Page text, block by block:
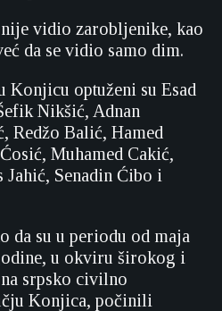
vidio zarobljenike, kao
da se vidio samo dim.
Konjicu optuženi su Esad
Nikšić, Adnan
Redžo Balić, Hamed
Muhamed Cakić,
Jahić, Senadin Ćibo i
da su u periodu od maja
u okviru širokog i
srpsko civilno
Konjica, počinili